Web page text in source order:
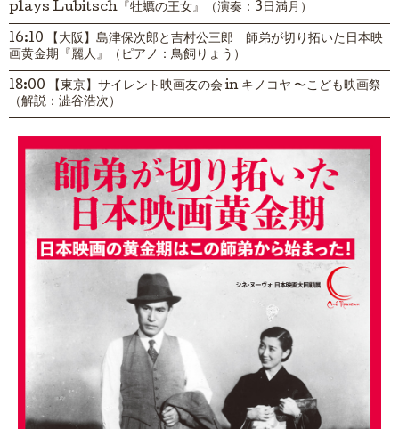
plays Lubitsch『牡蠣の王女』（演奏：3日満月）
16:10 【大阪】島津保次郎と吉村公三郎 師弟が切り拓いた日本映
画黄金期『麗人』（ピアノ：鳥飼りょう）
18:00 【東京】サイレント映画友の会 in キノコヤ 〜こども映画祭
（解説：澁谷浩次）